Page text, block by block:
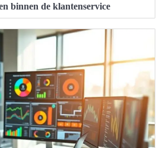
binnen de klantenservice